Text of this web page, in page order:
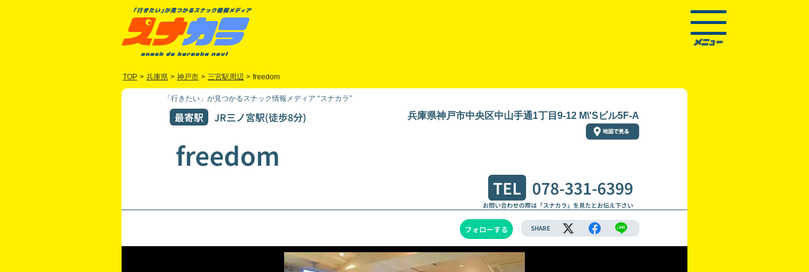
TOP > 兵庫県 > 神戸市 > 三宮駅周辺 > freedom
「行きたい」が見つかるスナック情報メディア “スナカラ”
最寄駅 JR三ノ宮駅(徒歩8分) 兵庫県神戸市中央区中山手通1丁目9-12 M\'Sビル5F-A
freedom
TEL 078-331-6399
お問い合わせの際は「スナカラ」を見たとお伝え下さい
フォローする SHARE